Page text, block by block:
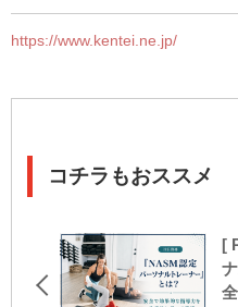
https://www.kentei.ne.jp/
コチラもおススメ
[